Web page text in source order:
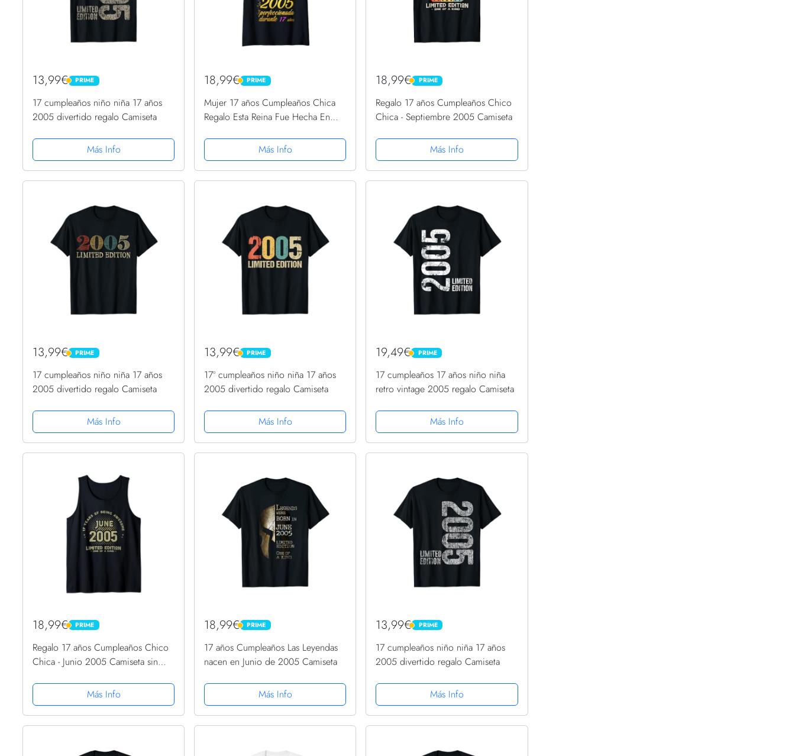
13,99€ PRIME
PRIME
17 cumpleaños niño niña 17 años
2005 divertido regalo Camiseta
Más Info
18,99€ PRIME
PRIME
Mujer 17 años Cumpleaños Chica
Regalo Esta Reina Fue Hecha En
Más Info
18,99€ PRIME
PRIME
Regalo 17 años Cumpleaños Chico
Chica - Septiembre 2005 Camiseta
Más Info
13,99€ PRIME
PRIME
17 cumpleaños niño niña 17 años
2005 divertido regalo Camiseta
Más Info
13,99€ PRIME
PRIME
17º cumpleaños niño niña 17 años
2005 divertido regalo Camiseta
Más Info
19,49€ PRIME
PRIME
17 cumpleaños 17 años niño niña
retro vintage 2005 regalo Camiseta
Más Info
18,99€ PRIME
PRIME
Regalo 17 años Cumpleaños Chico
Chica - Junio 2005 Camiseta sin
Más Info
18,99€ PRIME
PRIME
17 años Cumpleaños Las Leyendas
nacen en Junio de 2005 Camiseta
Más Info
13,99€ PRIME
PRIME
17 cumpleaños niño niña 17 años
2005 divertido regalo Camiseta
Más Info